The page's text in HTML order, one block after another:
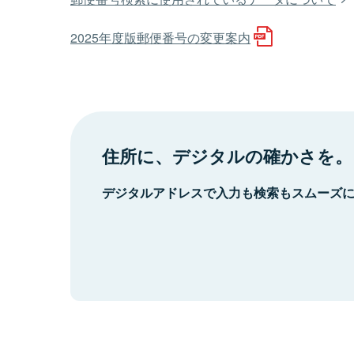
2025年度版郵便番号の変更案内
住所に、デジタルの確かさを。
デジタルアドレスで入力も検索もスムーズ